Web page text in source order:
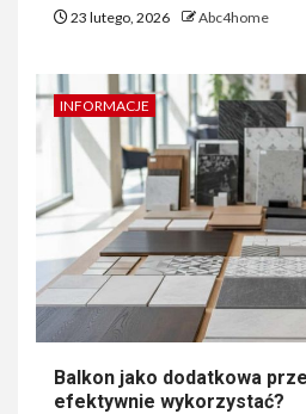
23 lutego, 2026 Abc4home
INFORMACJE
Balkon jako dodatkowa
efektywnie wykorzystać?